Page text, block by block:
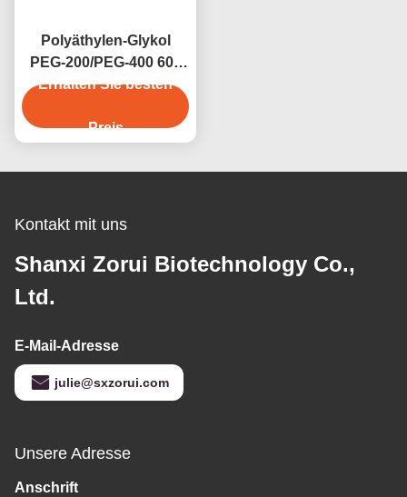
Polyäthylen-Glykol
PEG-200/PEG-400 600
4000 6000 8000 CAS
Erhalten Sie besten
Preis
Kontakt mit uns
Shanxi Zorui Biotechnology Co.,
Ltd.
E-Mail-Adresse
julie@sxzorui.com
Unsere Adresse
Anschrift